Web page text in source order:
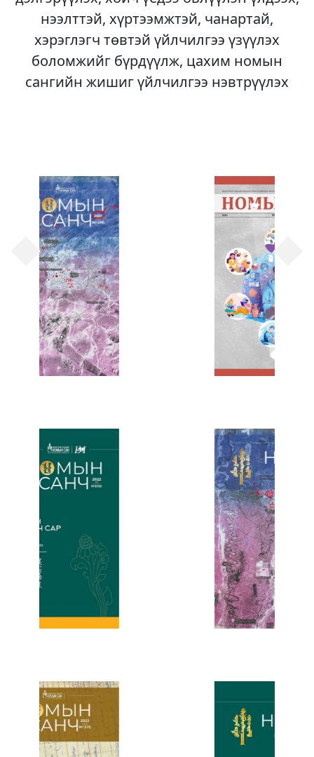
нээлттэй, хүртээмжтэй, чанартай,
хэрэглэгч төвтэй үйлчилгээ үзүүлэх
боломжийг бүрдүүлж, цахим номын
сангийн жишиг үйлчилгээ нэвтрүүлэх